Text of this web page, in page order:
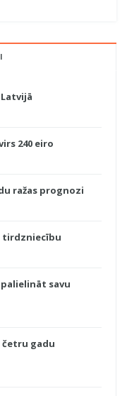
240 eiro
ražas prognozi
tirdzniecību
savu
četru gadu